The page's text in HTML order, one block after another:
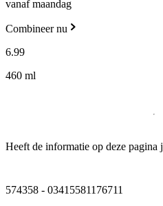
vanaf maandag
Combineer nu
6.99
460 ml
Heeft de informatie op deze pagina
574358 - 03415581176711